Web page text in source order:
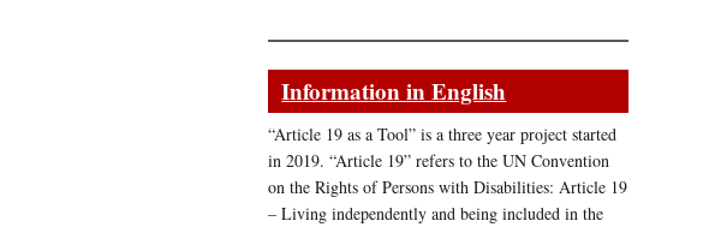
Information in English
“Article 19 as a Tool” is a three year project started
in 2019. “Article 19” refers to the UN Convention
on the Rights of Persons with Disabilities: Article 19
– Living independently and being included in the